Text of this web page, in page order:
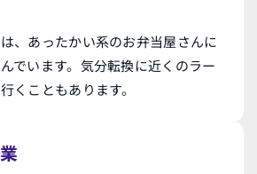
、あったかい系のお弁当屋さんに
でいます。気分転換に近くのラー
くこともあります。